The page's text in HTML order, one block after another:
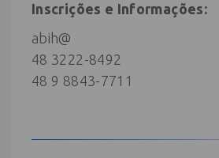
Inscrições e Informações:
abih@
48 3222-8492
48 9 8843-7711